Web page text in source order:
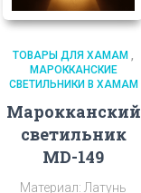
ТОВАРЫ ДЛЯ ХАМАМ
МАРОККАНСКИЕ
СВЕТИЛЬНИКИ В ХАМАМ
Марокканский
светильник
MD-149
Материал: Латунь